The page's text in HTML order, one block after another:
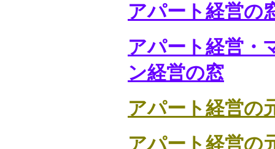
アパート経営の
アパート経営・
ン経営の窓
アパート経営の
アパート経営の